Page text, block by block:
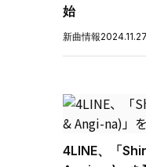
始
新曲情報2024.11.27
4LINE、「